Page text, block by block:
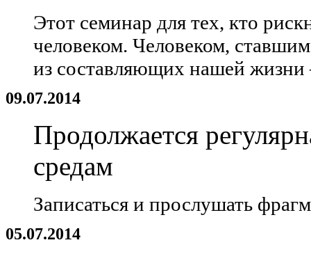
Этот семинар для тех, кто
человеком. Человеком,
из составляющих нашей
09.07.2014
Продолжается
средам
Записаться и прослушать
05.07.2014